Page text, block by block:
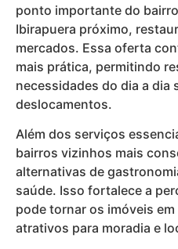
ponto importante do
Ibirapuera próximo,
mercados. Essa oferta
mais prática, permitindo
necessidades do dia a dia
deslocamentos.
Além dos serviços
bairros vizinhos mais
alternativas de
saúde. Isso fortalece a
pode tornar os imóveis em
atrativos para moradia e